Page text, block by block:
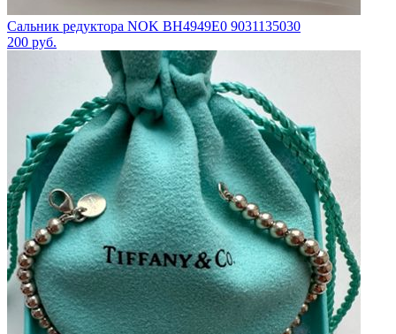
Сальник редуктора NOK BH4949E0 9031135030
200 руб.